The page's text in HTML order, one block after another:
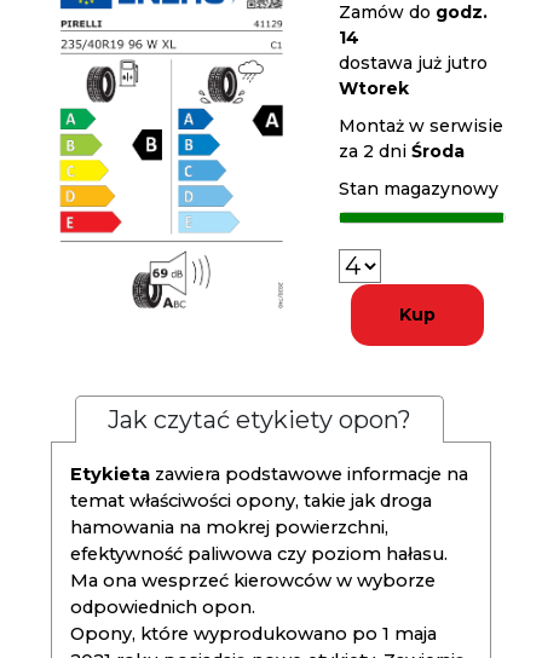
Zamów do godz.
14
dostawa już jutro
Wtorek
Montaż w serwisie
za 2 dniŚroda
Stan magazynowy
Kup
Jak czytać etykiety opon?
Etykieta zawiera podstawowe informacje na
temat właściwości opony, takie jak droga
hamowania na mokrej powierzchni,
efektywność paliwowa czy poziom hałasu.
Ma ona wesprzeć kierowców w wyborze
odpowiednich opon.
Opony, które wyprodukowano po 1 maja